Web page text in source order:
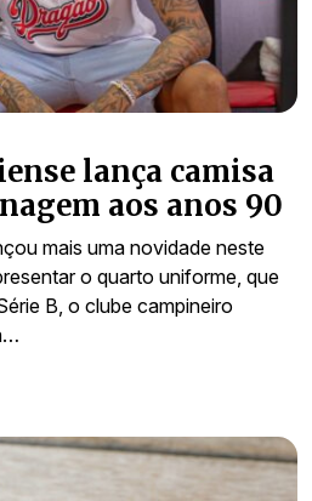
lança camisa
aos anos 90
mais uma novidade neste
o quarto uniforme, que
B, o clube campineiro